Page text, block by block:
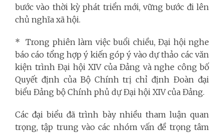
bước vào thời kỳ phát triển mới, vững bước đi lên
chủ nghĩa xã hội.
* Trong phiên làm việc buổi chiều, Đại hội nghe
báo cáo tổng hợp ý kiến góp ý vào dự thảo các văn
kiện trình Đại hội XIV của Đảng và nghe công bố
Quyết định của Bộ Chính trị chỉ định Đoàn đại
biểu Đảng bộ Chính phủ dự Đại hội XIV của Đảng.
Các đại biểu đã trình bày nhiều tham luận quan
trọng, tập trung vào các nhóm vấn đề trọng tâm